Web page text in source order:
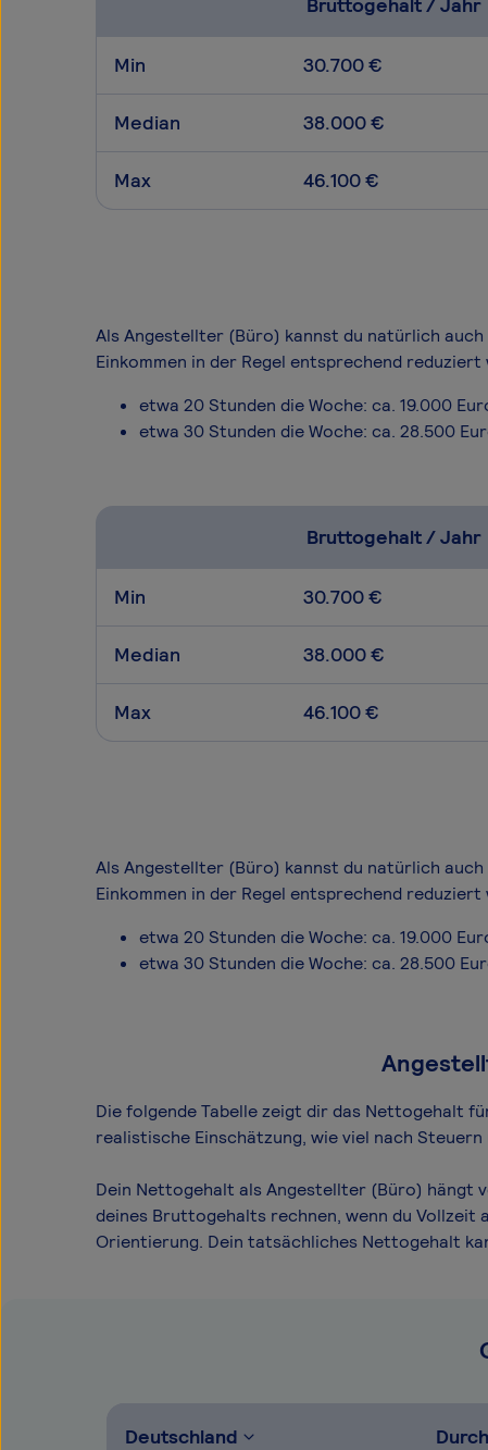
Min 30.700 €
Median 38.000 €
Max 46.100 €
Als Angestellter (Büro) kannst du natürlich
Einkommen in der Regel entsprechend reduziert
etwa 20 Stunden die Woche: ca. 19.000
etwa 30 Stunden die Woche: ca. 28.500
Bruttogehalt / Jahr
Min 30.700 €
Median 38.000 €
Max 46.100 €
Als Angestellter (Büro) kannst du natürlich
Einkommen in der Regel entsprechend reduziert
etwa 20 Stunden die Woche: ca. 19.000
etwa 30 Stunden die Woche: ca. 28.500
Die folgende Tabelle zeigt dir das Netto­gehalt
realistische Einschätzung, wie viel nach
Dein Nettogehalt als Angestellter (Büro) hängt
deines Bruttogehalts rechnen, wenn du Vollzeit
Orientierung. Dein tatsächliches Nettogehalt
Deutschland